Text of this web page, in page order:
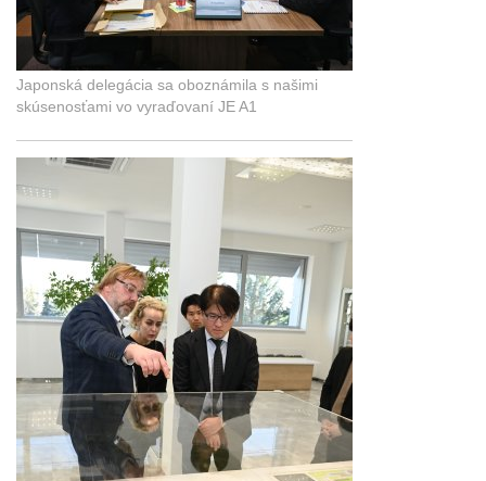
Japonská delegácia sa oboznámila s našimi
skúsenosťami vo vyraďovaní JE A1